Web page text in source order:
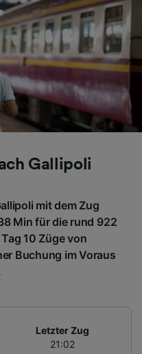
Gallipoli
mit dem Zug
Min für die rund 922
10 Züge von
Buchung im Voraus
Letzter Zug
21:02